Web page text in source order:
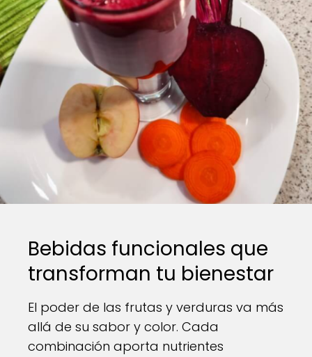
Bebidas funcionales que
transforman tu bienestar
El poder de las frutas y verduras va más
allá de su sabor y color. Cada
combinación aporta nutrientes